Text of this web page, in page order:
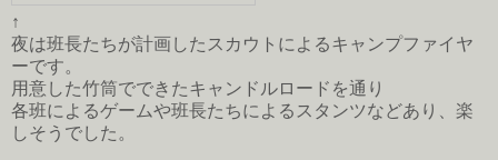
↑
夜は班長たちが計画したスカウトによるキャンプファイヤ
ーです。
用意した竹筒でできたキャンドルロードを通り
各班によるゲームや班長たちによるスタンツなどあり、楽
しそうでした。